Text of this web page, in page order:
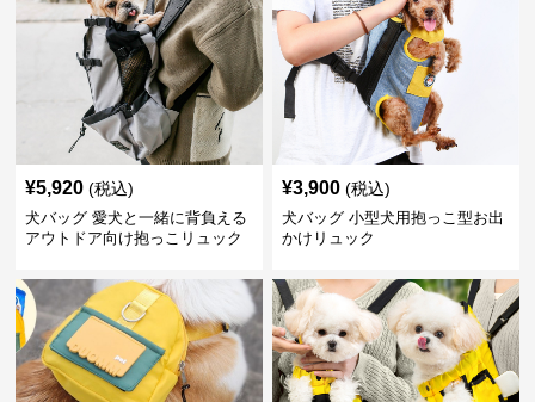
¥5,920 (税込)
犬バッグ 愛犬と一緒に背負える
アウトドア向け抱っこリュック
¥3,900 (税込)
犬バッグ 小型犬用抱っこ型お出
かけリュック